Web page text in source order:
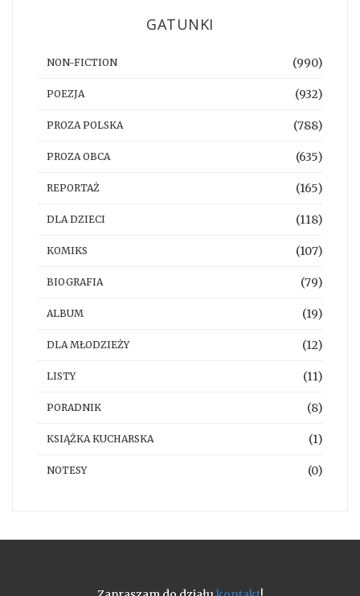
GATUNKI
NON-FICTION (990)
POEZJA (932)
PROZA POLSKA (788)
PROZA OBCA (635)
REPORTAŻ (165)
DLA DZIECI (118)
KOMIKS (107)
BIOGRAFIA (79)
ALBUM (19)
DLA MŁODZIEŻY (12)
LISTY (11)
PORADNIK (8)
KSIĄŻKA KUCHARSKA (1)
NOTESY (0)